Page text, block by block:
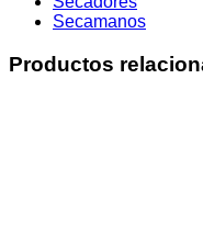
Secamanos
Productos